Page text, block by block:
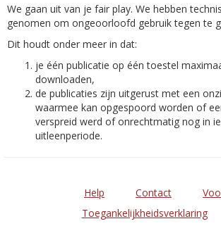
We gaan uit van je fair play. We hebben
genomen om ongeoorloofd gebruik tegen te
Dit houdt onder meer in dat:
je één publicatie op één toestel
downloaden,
de publicaties zijn uitgerust met een
waarmee kan opgespoord worden of
verspreid werd of onrechtmatig nog in
uitleenperiode.
Help Contact
Toegankelijkheidsverklaring